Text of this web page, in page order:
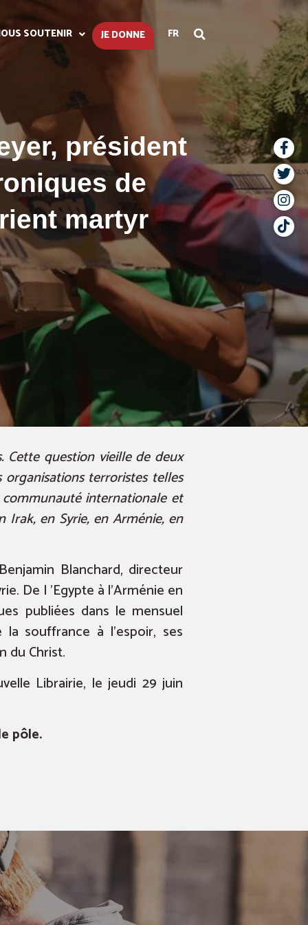
SOUTENIR JE DONNE FR
président
de
martyr
Cette question vieille de deux
terroristes telles
internationale et
Irak, en Syrie, en Arménie, en
Blanchard, directeur
De l ’Egypte à l’Arménie en
publiées dans le mensuel
souffrance à l’espoir, ses
du Christ.
Librairie, le jeudi 29 juin
pôle.